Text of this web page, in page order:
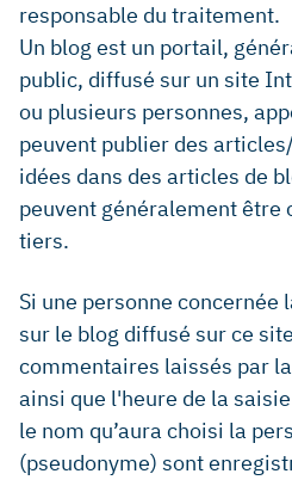
responsable du traitement.
Un blog est un portail,
public, diffusé sur un site
ou plusieurs personnes,
peuvent publier des
idées dans des articles de
peuvent généralement être
tiers.
Si une personne
sur le blog diffusé sur ce
commentaires laissés par
ainsi que l'heure de la
le nom qu’aura choisi la
(pseudonyme) sont